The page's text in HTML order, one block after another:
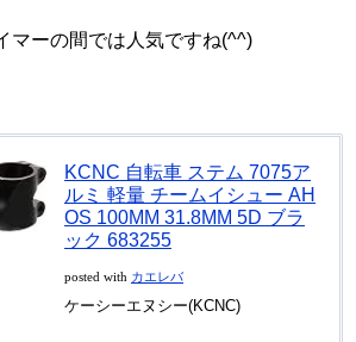
マーの間では人気ですね(^^)
KCNC 自転車 ステム 7075ア
ルミ 軽量 チームイシュー AH
OS 100MM 31.8MM 5D ブラ
ック 683255
posted with カエレバ
ケーシーエヌシー(KCNC)